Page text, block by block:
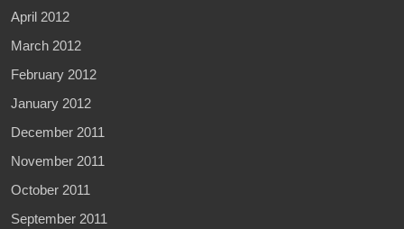
April 2012
March 2012
February 2012
January 2012
December 2011
November 2011
October 2011
September 2011